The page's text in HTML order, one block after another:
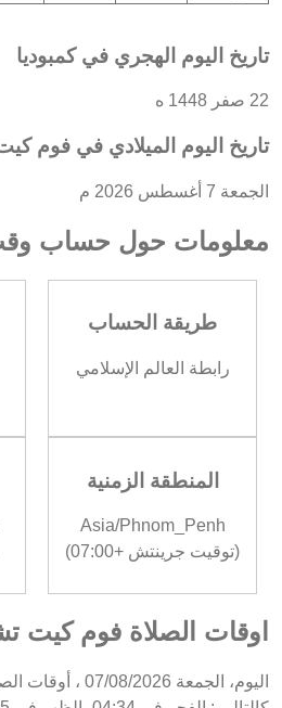
تاريخ اليوم الهجري في كمبوديا
22 صفر 1448 ه
تاريخ اليوم الميلادي في فوم
الجمعة 7 أغسطس 2026 م
معلومات حول حساب
طريقة الحساب
رابطة العالم الإسلامي
المنطقة الزمنية
Asia/Phnom_Penh
(توقيت جرينتش +07:00)
اوقات الصلاة فوم كيت
اليوم، الجمعة 07/